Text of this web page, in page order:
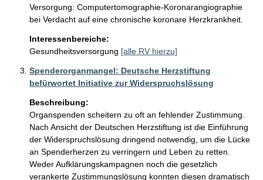
Versorgung: Computertomographie-Koronarangiographie
bei Verdacht auf eine chronische koronare Herzkrankheit.
Interessenbereiche:
Gesundheitsversorgung [alle RV hierzu]
Spenderorganmangel: Deutsche Herzstiftung
befürwortet Initiative zur Widerspruchslösung
Beschreibung:
Organspenden scheitern zu oft an fehlender Zustimmung.
Nach Ansicht der Deutschen Herzstiftung ist die Einführung
der Widerspruchslösung dringend notwendig, um die Lücke
an Spenderherzen zu verringern und Leben zu retten.
Weder Aufklärungskampagnen noch die gesetzlich
verankerte Zustimmungslösung konnten diesen dramatisch